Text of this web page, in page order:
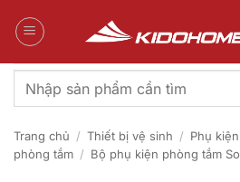
qua
Tìm
kiếm:
Trang chủ / Thiết bị vệ sinh / Phụ
phòng tắm / Bộ phụ kiện phòng tắm